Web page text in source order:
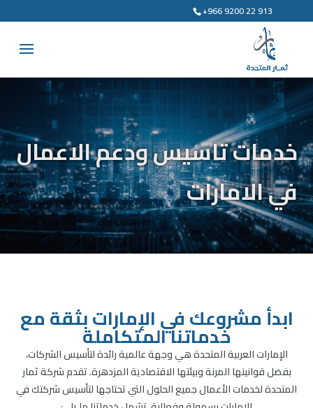
+966 9200 22 913
خدمات تاسيس ودعم الاعمال
في الامارات
ابدأ مشروعك في الإمارات بثقة مع
خدماتنا المتكاملة
الإمارات العربية المتحدة هي وجهة عالمية رائدة لتأسيس الشركات،
بفضل قوانينها المرنة وبيئتها الاقتصادية المزدهرة. تقدم شركة ثمار
المتحدة لخدمات الأعمال جميع الحلول التي تحتاجها لتأسيس شركتك في